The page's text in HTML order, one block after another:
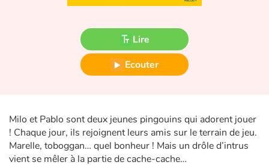
Fable, mythe, littérature et poésie
Princesses et princes, rois, reines et dragons
Ogres, monstres et sorcières
Écologie, nature, saisons
Les animaux
Lire
Ecouter
Milo et Pablo sont deux jeunes pingouins qui adorent jouer
! Chaque jour, ils rejoignent leurs amis sur le terrain de jeu.
Marelle, toboggan… quel bonheur ! Mais un drôle d’intrus
vient se mêler à la partie de cache-cache…